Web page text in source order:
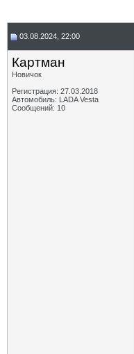
03.08.2024, 22:00
Картман
Новичок
Регистрация: 27.03.2018
Автомобиль: LADA Vesta
Сообщений: 10